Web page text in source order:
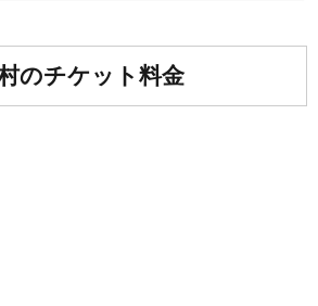
のチケット料金